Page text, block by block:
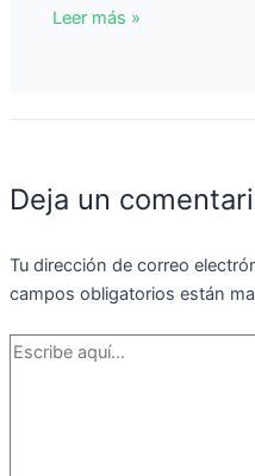
Leer más »
Deja un
Tu dirección de correo
campos obligatorios están
Escribe